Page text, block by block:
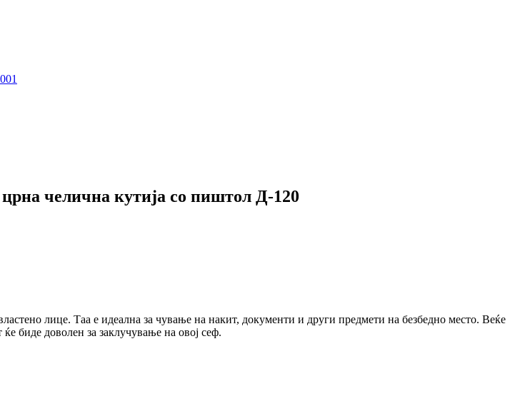
челична кутија со пиштол Д-120
лице. Таа е идеална за чување на накит, документи и други предмети на безбедно место. Веќе
биде доволен за заклучување на овој сеф.